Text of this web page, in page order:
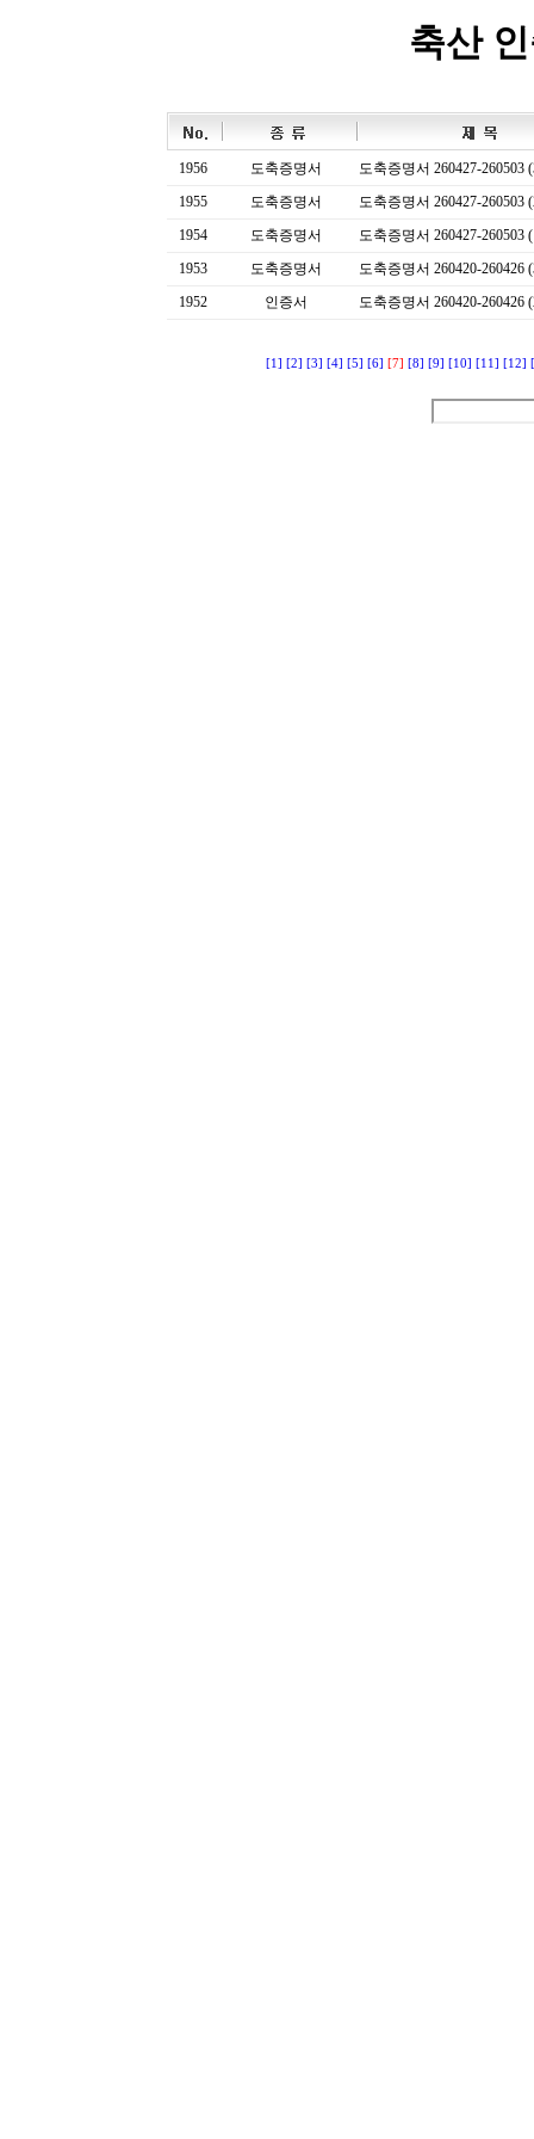
축산
1956 도축증명서
도축증명서 260427-260503
1955
도축증명서
도축증명서 260427-260503
1954
도축증명서
도축증명서 260427-260503
1953
도축증명서
도축증명서 260420-260426
1952
인증서 도축증명서 260420-260426
[1] [2] [3] [4] [5] [6] [7] [8] [9] [10] [11] [12]